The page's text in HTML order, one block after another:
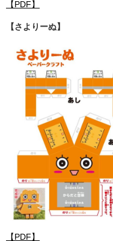
【PDF】
【さよりーぬ】
【PDF】